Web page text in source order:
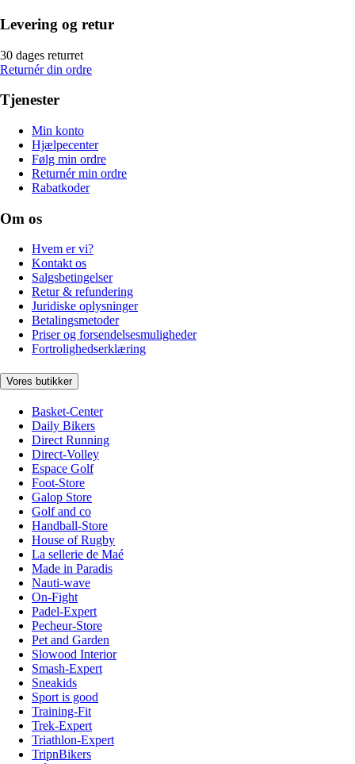
Levering og retur
30 dages returret
Returnér din ordre
Tjenester
Min konto
Hjælpecenter
Følg min ordre
Returnér min ordre
Rabatkoder
Om os
Hvem er vi?
Kontakt os
Salgsbetingelser
Retur & refundering
Juridiske oplysninger
Betalingsmetoder
Priser og forsendelsesmuligheder
Fortrolighedserklæring
Vores butikker
Basket-Center
Daily Bikers
Direct Running
Direct-Volley
Espace Golf
Foot-Store
Galop Store
Golf and co
Handball-Store
House of Rugby
La sellerie de Maé
Made in Paradis
Nauti-wave
On-Fight
Padel-Expert
Pecheur-Store
Pet and Garden
Slowood Interior
Smash-Expert
Sneakids
Sport is good
Training-Fit
Trek-Expert
Triathlon-Expert
TripnBikers